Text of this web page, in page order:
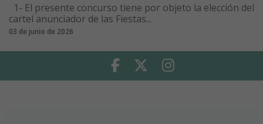
1- El presente concurso tiene por objeto la elección del
cartel anunciador de las Fiestas...
03 de junio de 2026
Facebook Twitter Instagram